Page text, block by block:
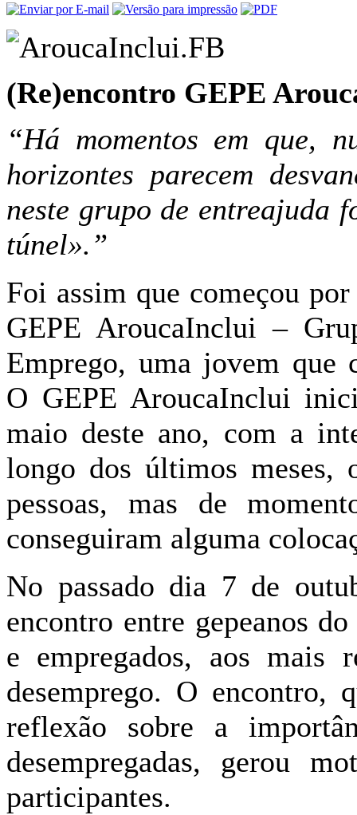
(Re)encontro GEPE
“Há momentos em que,
horizontes parecem
neste grupo de entreajuda
túnel».”
Foi assim que começou
GEPE AroucaInclui –
Emprego, uma jovem que
O GEPE AroucaInclui
maio deste ano, com a
longo dos últimos meses,
pessoas, mas de
conseguiram alguma
No passado dia 7 de
encontro entre gepeanos
e empregados, aos mais
desemprego. O encontro,
reflexão sobre a
desempregadas, gerou
participantes.